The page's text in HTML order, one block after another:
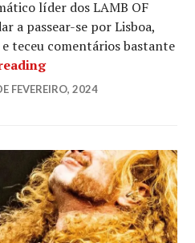
líder dos LAMB OF
a passear-se por Lisboa,
teceu comentários bastante
LAMB OF GOD:
FEVEREIRO, 2024